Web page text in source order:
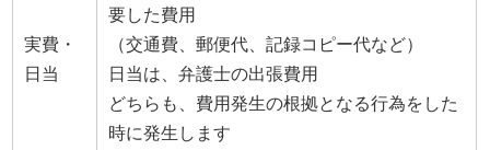
実費・
日当
要した費用
（交通費、郵便代、記録コピー代など）
日当は、弁護士の出張費用
どちらも、費用発生の根拠となる行為をした
時に発生します